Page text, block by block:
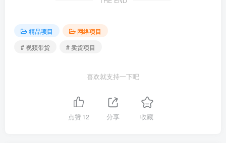
精品项目
网络项目
# 视频带货
# 卖货项目
喜欢就支持一下吧
点赞12 分享 收藏